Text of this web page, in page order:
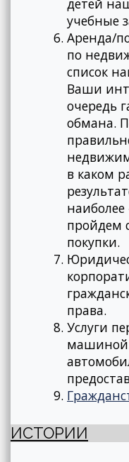
учебные
Аренда/
по
список
Ваши
очередь
обмана.
в каком
пройдем
покупки.
права.
Услуги
машиной.
ИСТОРИИ